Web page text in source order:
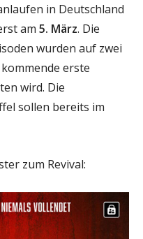
in Deutschland
am 5. März. Die
wurden auf zwei
erste
wird. Die
sollen bereits im
zum Revival: